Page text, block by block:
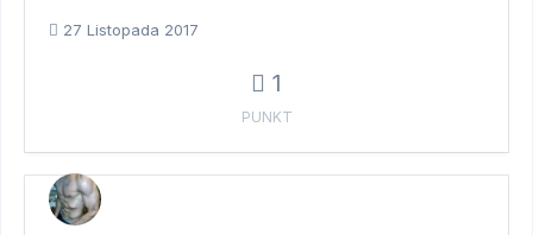
27 Listopada 2017
1
PUNKT